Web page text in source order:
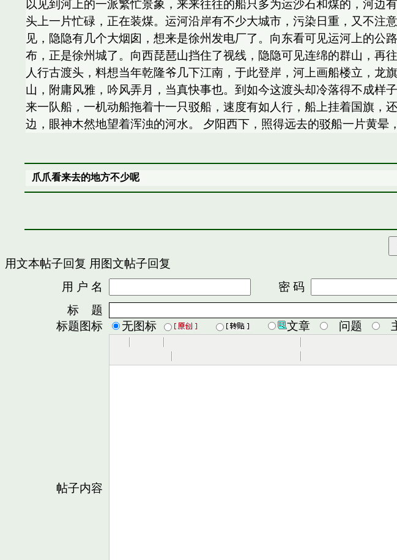
以见到河上的一派繁忙景象，来来往往的船只多为运沙石和煤的，河
头上一片忙碌，正在装煤。运河沿岸有不少大城市，污染日重，又不
见，隐隐有几个大烟囱，想来是徐州发电厂了。向东看可见运河上的
布，正是徐州城了。向西琵琶山挡住了视线，隐隐可见连绵的群山，再
人行古渡头，料想当年乾隆爷几下江南，于此登岸，河上画船楼立，
山，附庸风雅，吟风弄月，当真快事也。到如今这渡头却冷落得不成
来一队船，一机动船拖着十一只驳船，速度有如人行，船上挂着国旗，
边，眼神木然地望着浑浊的河水。 夕阳西下，照得远去的驳船一片黄晕
爪爪看来去的地方不少呢
用文本帖子回复 用图文帖子回复
用 户 名
密 码
标 题
标题图标
无图标 文章 问题
帖子内容